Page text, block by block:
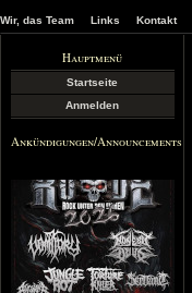
Wir, das Team Links Kontakt
Hauptmenü
Startseite
Anmelden
Ankündigungen/Announcements